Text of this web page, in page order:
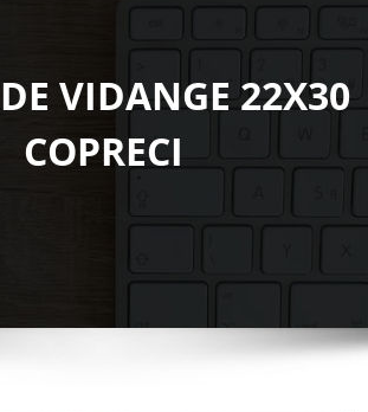
VIDANGE 22X30
COPRECI